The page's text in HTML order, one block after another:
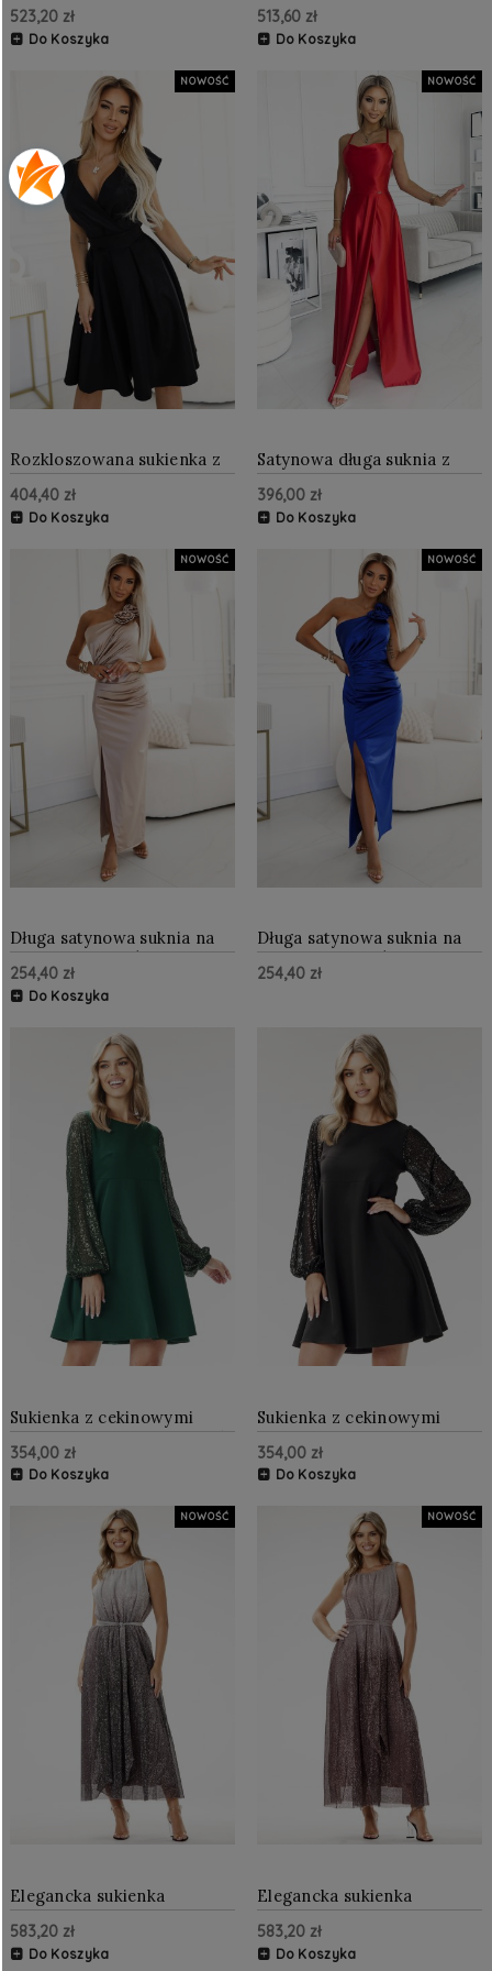
rękawkiem i rozcięciem na
nogę Butelkowa Zieleń
523,20 zł
Do Koszyka
Czarna z brokatem
513,60 zł
Do Koszyka
Rozkloszowana sukienka z
kopertowym dekoltem i
paskiem Czarna z brokatem
404,40 zł
Do Koszyka
NOWOŚĆ
Satynowa długa suknia z
dekoltem na plecach
Czerwona
396,00 zł
Do Koszyka
NOWOŚĆ
Długa satynowa suknia na
jedno ramię z różami
Beżowa
254,40 zł
Do Koszyka
NOWOŚĆ
Długa satynowa suknia na
jedno ramię z różami
Chabrowa
254,40 zł
NOWOŚĆ
Sukienka z cekinowymi
rękawami Butelkowa zieleń
354,00 zł
Do Koszyka
Sukienka z cekinowymi
rękawami Czarna
354,00 zł
Do Koszyka
Elegancka sukienka
cekinowa Srebrna
583,20 zł
Do Koszyka
NOWOŚĆ
Elegancka sukienka
cekinowa Brązowa
583,20 zł
Do Koszyka
NOWOŚĆ